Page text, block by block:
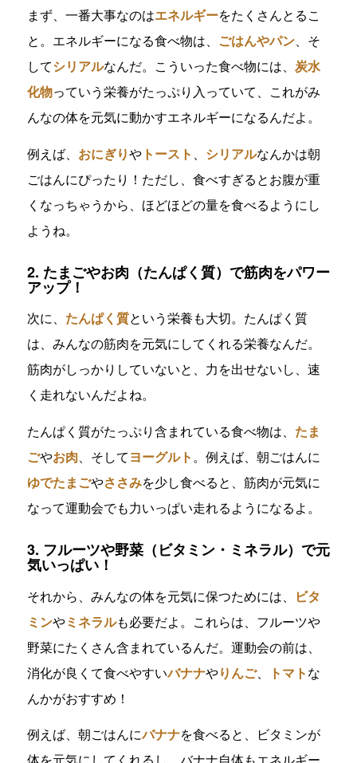
まず、一番大事なのはエネルギーをたくさんとるこ
と。エネルギーになる食べ物は、
ごはんやパン、そ
してシリアルなんだ。こういった食べ物には、 炭水
化物っていう栄養がたっぷり入っていて、これがみ
んなの体を元気に動かすエネルギーになるんだよ。
例えば、 おにぎりやトースト 、 シリアルなんかは朝
ごはんにぴったり！ただし、食べすぎるとお腹が重
くなっちゃうから、ほどほどの量を食べるようにし
ようね。
2. たまごやお肉（たんぱく質）で筋肉をパワー
アップ！
次に、 たんぱく質という栄養も大切。たんぱく質
は、みんなの筋肉を元気にしてくれる栄養なんだ。
筋肉がしっかりしていないと、力を出せないし、速
く走れないんだよね。
たんぱく質がたっぷり含まれている食べ物は、 たま
ごやお肉、そしてヨーグルト。例えば、朝ごはんに
ゆでたまごやささみを少し食べると、筋肉が元気に
なって運動会でも力いっぱい走れるようになるよ。
3. フルーツや野菜（ビタミン・ミネラル）で元
気いっぱい！
それから、みんなの体を元気に保つためには、
ビタ
ミンやミネラルも必要だよ。これらは、フルーツや
野菜にたくさん含まれているんだ。運動会の前は、
消化が良くて食べやすいバナナやりんご、 トマトな
んかがおすすめ！
例えば、朝ごはんにバナナを食べると、ビタミンが